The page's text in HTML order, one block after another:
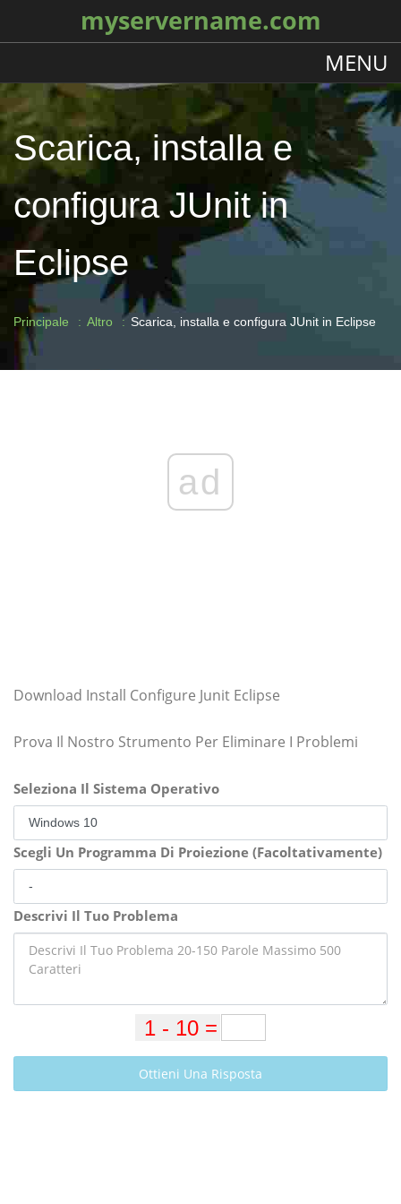
myservername.com
MENU
Scarica, installa e
configura JUnit in
Eclipse
Principale Altro Scarica, installa e configura JUnit in Eclipse
ad
Download Install Configure Junit Eclipse
Prova Il Nostro Strumento Per Eliminare I Problemi
Seleziona Il Sistema Operativo
Scegli Un Programma Di Proiezione (Facoltativamente)
Descrivi Il Tuo Problema
Ottieni Una Risposta